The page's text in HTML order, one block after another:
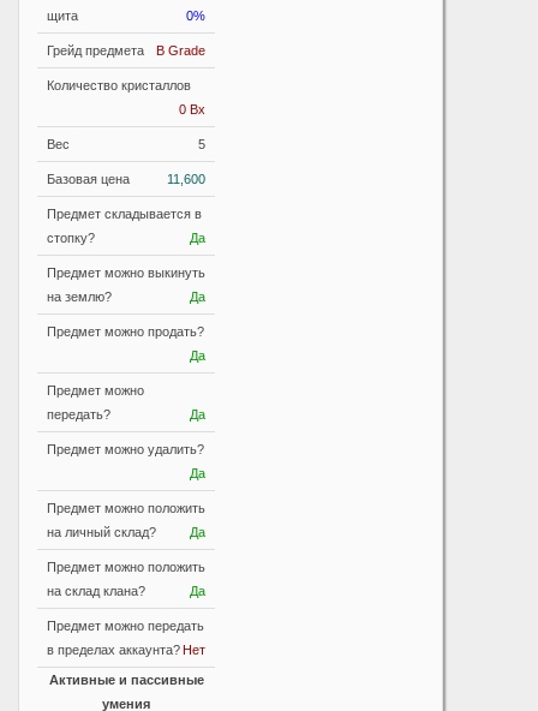
щита
0%
Грейд предмета B Grade
Количество кристаллов
0 Bx
Вес 5
Базовая цена 11,600
Предмет складывается в
стопку?
Да
Предмет можно выкинуть
на землю?
Да
Предмет можно продать?
Да
Предмет можно
передать?
Да
Предмет можно удалить?
Да
Предмет можно положить
на личный склад?
Да
Предмет можно положить
на склад клана?
Да
Предмет можно передать
в пределах аккаунта?Нет
Активные и пассивные
умения